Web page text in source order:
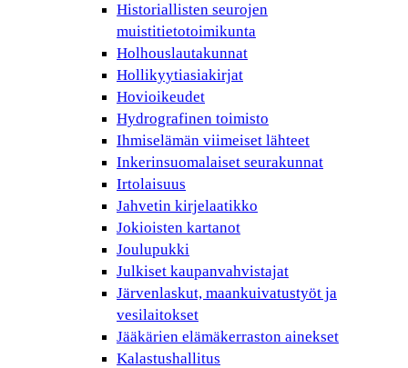
Historiallisten seurojen
muistitietotoimikunta
Holhouslautakunnat
Hollikyytiasiakirjat
Hovioikeudet
Hydrografinen toimisto
Ihmiselämän viimeiset lähteet
Inkerinsuomalaiset seurakunnat
Irtolaisuus
Jahvetin kirjelaatikko
Jokioisten kartanot
Joulupukki
Julkiset kaupanvahvistajat
Järvenlaskut, maankuivatustyöt ja
vesilaitokset
Jääkärien elämäkerraston ainekset
Kalastushallitus